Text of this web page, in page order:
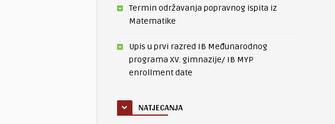
Termin održavanja popravnog ispita iz
Matematike
Upis u prvi razred IB Međunarodnog
programa XV. gimnazije/ IB MYP
enrollment date
NATJECANJA